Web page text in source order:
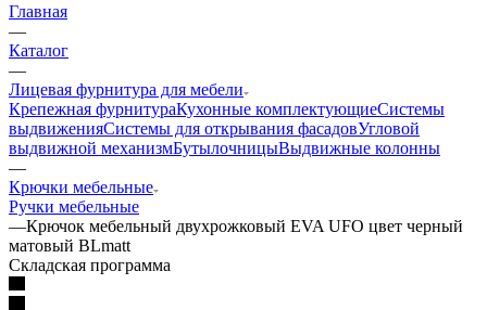
Главная
—
Каталог
—
Лицевая фурнитура для мебели
Крепежная фурнитураКухонные комплектующиеСистемы
выдвиженияСистемы для открывания фасадовУгловой
выдвижной механизмБутылочницыВыдвижные колонны
—
Крючки мебельные
Ручки мебельные
—Крючок мебельный двухрожковый EVA UFO цвет черный
матовый BLmatt
Складская программа